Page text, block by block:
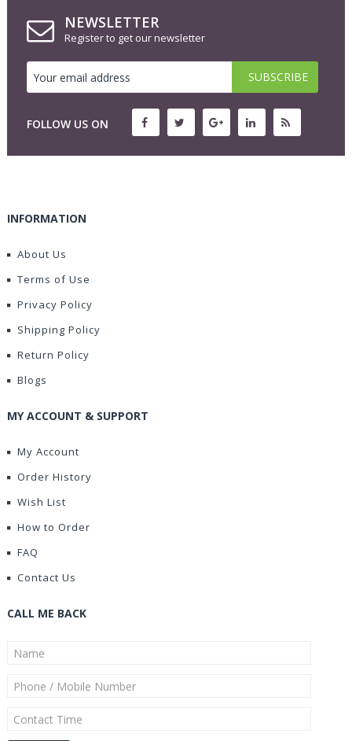
NEWSLETTER
Register to get our newsletter
FOLLOW US ON
INFORMATION
About Us
Terms of Use
Privacy Policy
Shipping Policy
Return Policy
Blogs
MY ACCOUNT & SUPPORT
My Account
Order History
Wish List
How to Order
FAQ
Contact Us
CALL ME BACK